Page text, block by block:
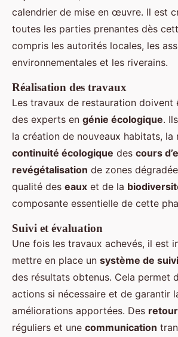
calendrier de mise en œuvre. Il est
toutes les parties prenantes dès
compris les autorités locales, les
environnementales et les riverains.
Réalisation des travaux
Les travaux de restauration doivent
des experts en génie écologique.
la création de nouveaux habitats, la
continuité écologique des cours
revégétalisation de zones
qualité des eaux et de la
composante essentielle de cette
Suivi et évaluation
Une fois les travaux achevés, il est
mettre en place un système de suivi
des résultats obtenus. Cela permet
actions si nécessaire et de garantir
améliorations apportées. Des
réguliers et une communication